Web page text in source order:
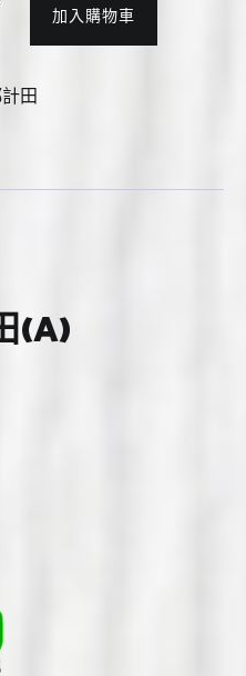
都
田
加入購物車
田
(A)